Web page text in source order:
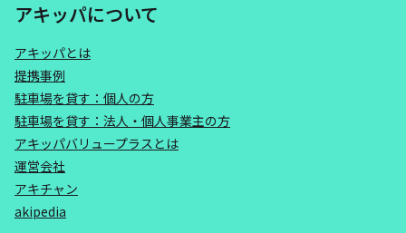
アキッパについて
アキッパとは
提携事例
駐車場を貸す：個人の方
駐車場を貸す：法人・個人事業主の方
アキッパバリュープラスとは
運営会社
アキチャン
akipedia